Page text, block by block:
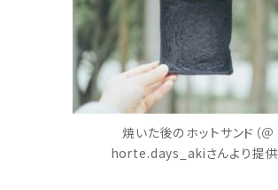
焼いた後のホットサンド（＠
horte.days_akiさんより提供